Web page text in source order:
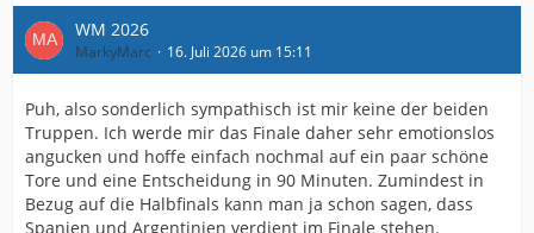
WM 2026
MarkyMarc 16. Juli 2026 um 15:11
Puh, also sonderlich sympathisch ist mir keine der beiden
Truppen. Ich werde mir das Finale daher sehr emotionslos
angucken und hoffe einfach nochmal auf ein paar schöne
Tore und eine Entscheidung in 90 Minuten. Zumindest in
Bezug auf die Halbfinals kann man ja schon sagen, dass
Spanien und Argentinien verdient im Finale stehen.